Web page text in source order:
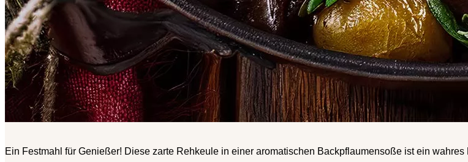
Ein Festmahl für Genießer! Diese zarte Rehkeule in einer aromatischen Backpflaumensoße ist ein